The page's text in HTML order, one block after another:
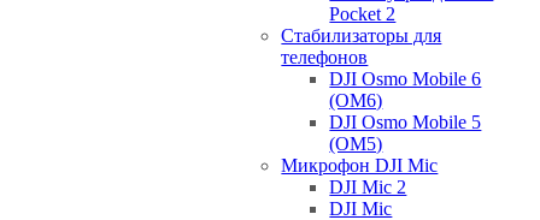
Pocket 2
Стабилизаторы для
телефонов
DJI Osmo Mobile 6
(OM6)
DJI Osmo Mobile 5
(OM5)
Микрофон DJI Mic
DJI Mic 2
DJI Mic